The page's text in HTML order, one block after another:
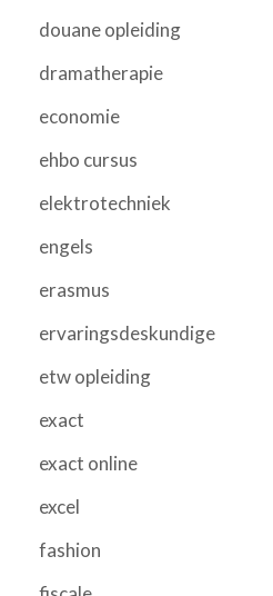
douane opleiding
dramatherapie
economie
ehbo cursus
elektrotechniek
engels
erasmus
ervaringsdeskundige
etw opleiding
exact
exact online
excel
fashion